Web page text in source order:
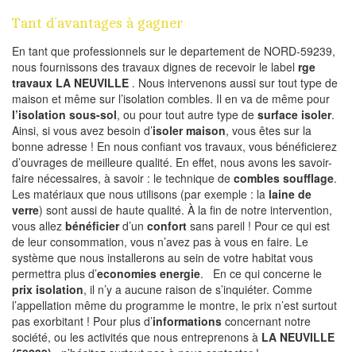
Tant d’avantages à gagner
En tant que professionnels sur le departement de NORD-59239,
nous fournissons des travaux dignes de recevoir le label rge
travaux LA NEUVILLE . Nous intervenons aussi sur tout type de
maison et même sur l’isolation combles. Il en va de même pour
l’isolation sous-sol, ou pour tout autre type de surface isoler.
Ainsi, si vous avez besoin d’isoler maison, vous êtes sur la
bonne adresse ! En nous confiant vos travaux, vous bénéficierez
d’ouvrages de meilleure qualité. En effet, nous avons les savoir-
faire nécessaires, à savoir : le technique de combles soufflage.
Les matériaux que nous utilisons (par exemple : la laine de
verre) sont aussi de haute qualité. À la fin de notre intervention,
vous allez bénéficierd’un confort sans pareil ! Pour ce qui est
de leur consommation, vous n’avez pas à vous en faire. Le
système que nous installerons au sein de votre habitat vous
permettra plus d’economies energie. En ce qui concerne le
prix isolation, il n’y a aucune raison de s’inquiéter. Comme
l’appellation même du programme le montre, le prix n’est surtout
pas exorbitant ! Pour plus d’informations concernant notre
société, ou les activités que nous entreprenons à LA NEUVILLE